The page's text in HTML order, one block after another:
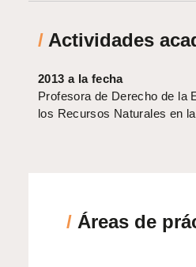
/ Actividades
2013 a la fecha
Profesora de Derecho de la
los Recursos Naturales en
/ Áreas de